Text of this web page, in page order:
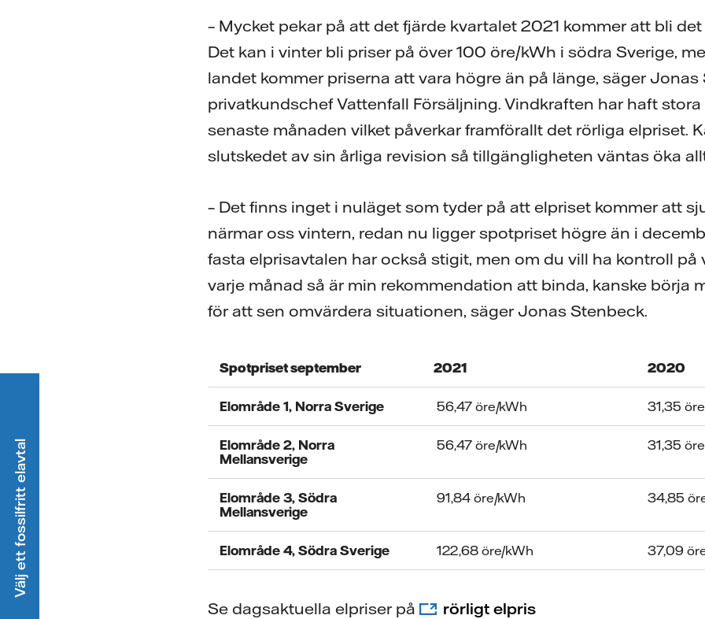
– Mycket pekar på att det fjärde kvartalet 2021 kommer att bli
Det kan i vinter bli priser på över 100 öre/kWh i södra Sverige,
landet kommer priserna att vara högre än på länge, säger Jonas
privatkundschef Vattenfall Försäljning. Vindkraften har haft
senaste månaden vilket påverkar framförallt det rörliga elpriset.
slutskedet av sin årliga revision så tillgängligheten väntas öka
– Det finns inget i nuläget som tyder på att elpriset kommer att
närmar oss vintern, redan nu ligger spotpriset högre än i
fasta elprisavtalen har också stigit, men om du vill ha kontroll på
varje månad så är min rekommendation att binda, kanske börja
för att sen omvärdera situationen, säger Jonas Stenbeck.
Spotpriset september 2021 2020
Elområde 1, Norra Sverige 56,47 öre/kWh 31,35
Elområde 2, Norra
Mellansverige
56,47 öre/kWh 31,35
Elområde 3, Södra
Mellansverige
91,84 öre/kWh 34,85
Elområde 4, Södra Sverige 122,68 öre/kWh 37,09
Se dagsaktuella elpriser på rörligt elpris
Välj ett fossilfritt elavtal